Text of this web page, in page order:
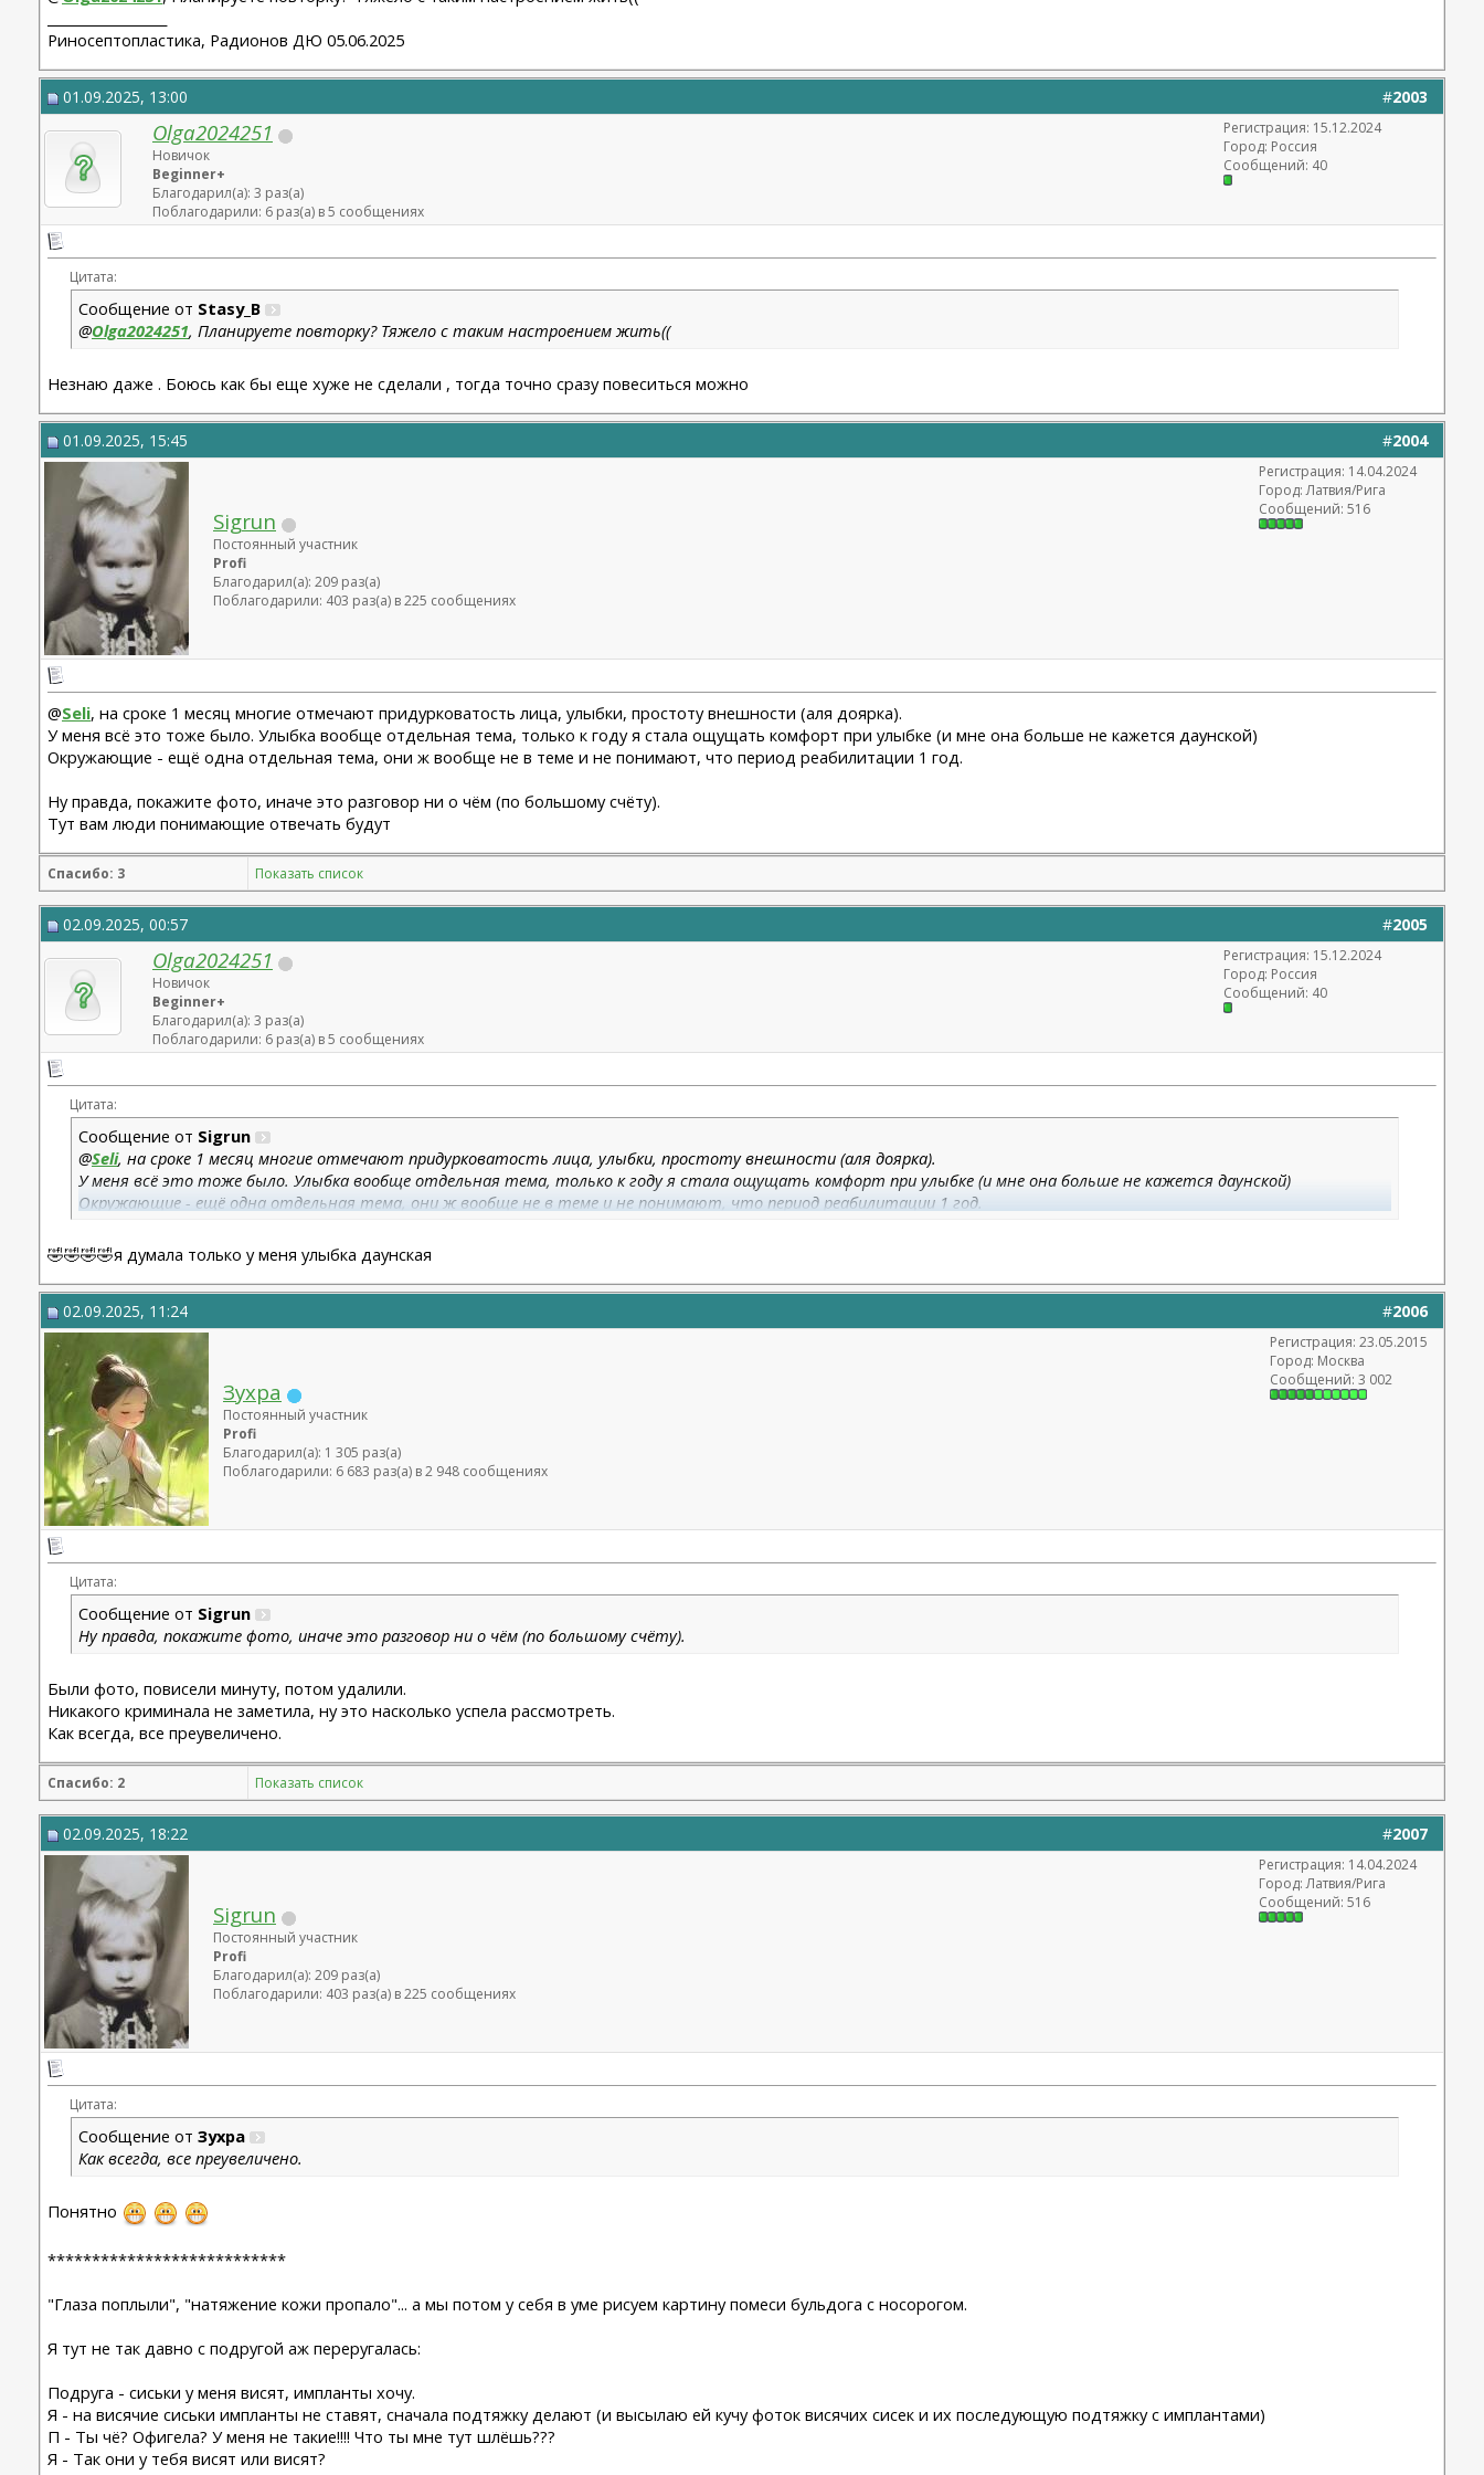
Риносептопластика, Радионов ДЮ 05.06.2025
#2003
01.09.2025, 13:00
Olga2024251
Новичок
Beginner+
Благодарил(а): 3 раз(а)
Поблагодарили: 6 раз(а) в 5 сообщениях
Регистрация: 15.12.2024
Город: Россия
Сообщений: 40
Цитата:
Сообщение от Stasy_B
@Olga2024251, Планируете повторку? Тяжело с таким настроением жить((
Незнаю даже . Боюсь как бы еще хуже не сделали , тогда точно сразу повеситься можно
#2004
01.09.2025, 15:45
Sigrun
Постоянный участник
Profi
Благодарил(а): 209 раз(а)
Поблагодарили: 403 раз(а) в 225 сообщениях
Регистрация: 14.04.2024
Город: Латвия/Рига
Сообщений: 516
@Seli, на сроке 1 месяц многие отмечают придурковатость лица, улыбки, простоту внешности (аля доярка).
У меня всё это тоже было. Улыбка вообще отдельная тема, только к году я стала ощущать комфорт при улыбке (и мне она больше не кажется даунской)
Окружающие - ещё одна отдельная тема, они ж вообще не в теме и не понимают, что период реабилитации 1 год.
Ну правда, покажите фото, иначе это разговор ни о чём (по большому счёту).
Тут вам люди понимающие отвечать будут
Спасибо: 3 Показать список
#2005
02.09.2025, 00:57
Olga2024251
Новичок
Beginner+
Благодарил(а): 3 раз(а)
Поблагодарили: 6 раз(а) в 5 сообщениях
Регистрация: 15.12.2024
Город: Россия
Сообщений: 40
Цитата:
Сообщение от Sigrun
@Seli, на сроке 1 месяц многие отмечают придурковатость лица, улыбки, простоту внешности (аля доярка).
У меня всё это тоже было. Улыбка вообще отдельная тема, только к году я стала ощущать комфорт при улыбке (и мне она больше не кажется даунской)
Окружающие - ещё одна отдельная тема, они ж вообще не в теме и не понимают, что период реабилитации 1 год.
Ну правда, покажите фото, иначе это разговор ни о чём (по большому счёту).
Тут вам люди понимающие отвечать будут
🤣🤣🤣🤣я думала только у меня улыбка даунская
#2006
02.09.2025, 11:24
Зухра
Постоянный участник
Profi
Благодарил(а): 1 305 раз(а)
Поблагодарили: 6 683 раз(а) в 2 948 сообщениях
Регистрация: 23.05.2015
Город: Москва
Сообщений: 3 002
Цитата:
Сообщение от Sigrun
Ну правда, покажите фото, иначе это разговор ни о чём (по большому счёту).
Были фото, повисели минуту, потом удалили.
Никакого криминала не заметила, ну это насколько успела рассмотреть.
Как всегда, все преувеличено.
Спасибо: 2 Показать список
#2007
02.09.2025, 18:22
Sigrun
Постоянный участник
Profi
Благодарил(а): 209 раз(а)
Поблагодарили: 403 раз(а) в 225 сообщениях
Регистрация: 14.04.2024
Город: Латвия/Рига
Сообщений: 516
Цитата:
Сообщение от Зухра
Как всегда, все преувеличено.
Понятно
***************************
"Глаза поплыли", "натяжение кожи пропало"... а мы потом у себя в уме рисуем картину помеси бульдога с носорогом.
Я тут не так давно с подругой аж переругалась:
Подруга - сиськи у меня висят, импланты хочу.
Я - на висячие сиськи импланты не ставят, сначала подтяжку делают (и высылаю ей кучу фоток висячих сисек и их последующую подтяжку с имплантами)
П - Ты чё? Офигела? У меня не такие!!!! Что ты мне тут шлёшь???
Я - Так они у тебя висят или висят?